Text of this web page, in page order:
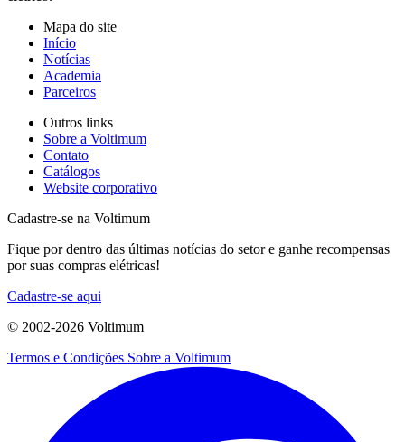
Mapa do site
Início
Notícias
Academia
Parceiros
Outros links
Sobre a Voltimum
Contato
Catálogos
Website corporativo
Cadastre-se na Voltimum
Fique por dentro das últimas notícias do setor e ganhe recompensas
por suas compras elétricas!
Cadastre-se aqui
© 2002-2026 Voltimum
Termos e Condições Sobre a Voltimum